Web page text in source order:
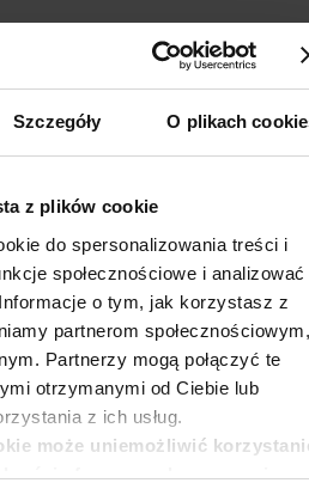
Szczegóły O plikach
z plików cookie
do spersonalizowania treści i
społecznościowe i analizować
o tym, jak korzystasz z
partnerom społecznościowym,
Partnerzy mogą połączyć te
otrzymanymi od Ciebie lub
z ich usług.
może uniemożliwić
oferowanych na naszej
komiksów. Odejdziemy
jakiejś historii dla rozrywki,
wizualnym, pozwalającym na
mo…
edukacyjnych – podcast
technik drukarskich sprawiły, że
obrazów jest tak proste, jak nigdy
obecna we współczesnych
(ruchomy i&n…